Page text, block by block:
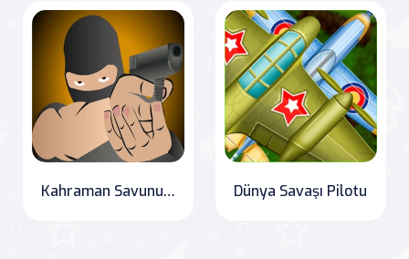
Kahraman Savunucusu Dünya Savaşı Pilotu